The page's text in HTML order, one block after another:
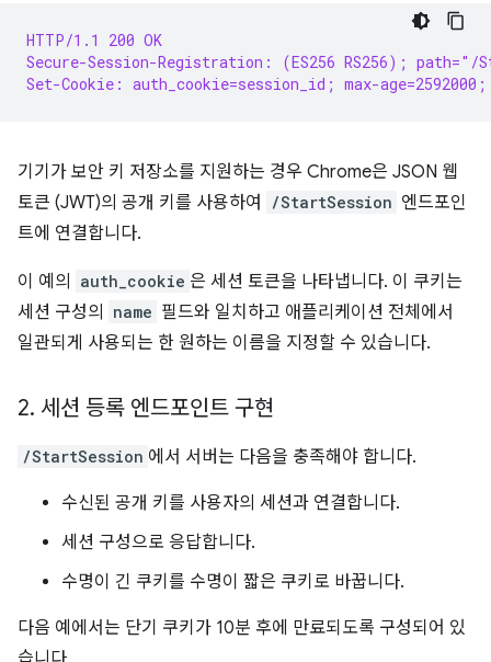
HTTP/1.1 200 OK
Secure-Session-Registration: (ES256 RS256); path="/
Set-Cookie: auth_cookie=session_id; max-
기기가 보안 키 저장소를 지원하는 경우 Chrome은 JSON 웹
토큰 (JWT)의 공개 키를 사용하여
/StartSession 엔드포인
트에 연결합니다.
이 예의 auth_cookie 은 세션 토큰을 나타냅니다. 이 쿠키는
세션 구성의
name 필드와 일치하고 애플리케이션 전체에서
일관되게 사용되는 한 원하는 이름을 지정할 수 있습니다.
2. 세션 등록 엔드포인트 구현
/StartSession 에서 서버는 다음을 충족해야 합니다.
수신된 공개 키를 사용자의 세션과 연결합니다.
세션 구성으로 응답합니다.
수명이 긴 쿠키를 수명이 짧은 쿠키로 바꿉니다.
다음 예에서는 단기 쿠키가 10분 후에 만료되도록 구성되어 있